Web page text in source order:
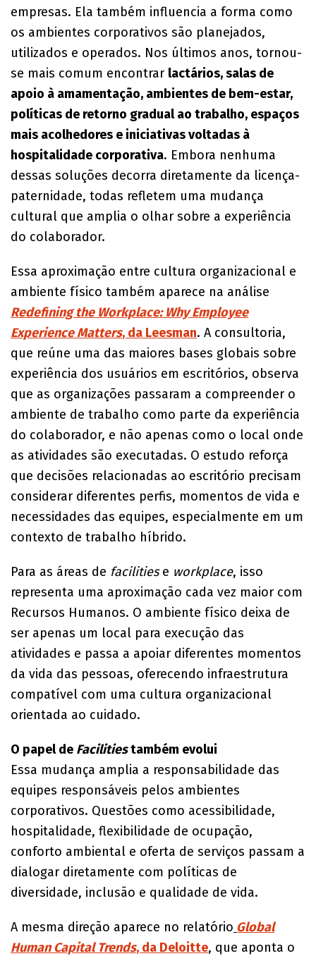
empresas. Ela também influencia a forma como
os ambientes corporativos são planejados,
utilizados e operados. Nos últimos anos, tornou-
se mais comum encontrar lactários, salas de
apoio à amamentação, ambientes de bem-estar,
políticas de retorno gradual ao trabalho, espaços
mais acolhedores e iniciativas voltadas à
hospitalidade corporativa. Embora nenhuma
dessas soluções decorra diretamente da licença-
paternidade, todas refletem uma mudança
cultural que amplia o olhar sobre a experiência
do colaborador.
Essa aproximação entre cultura organizacional e
ambiente físico também aparece na análise
Redefining the Workplace: Why Employee
Experience Matters, da Leesman. A consultoria,
que reúne uma das maiores bases globais sobre
experiência dos usuários em escritórios, observa
que as organizações passaram a compreender o
ambiente de trabalho como parte da experiência
do colaborador, e não apenas como o local onde
as atividades são executadas. O estudo reforça
que decisões relacionadas ao escritório precisam
considerar diferentes perfis, momentos de vida e
necessidades das equipes, especialmente em um
contexto de trabalho híbrido.
Para as áreas de facilitiese workplace, isso
representa uma aproximação cada vez maior com
Recursos Humanos. O ambiente físico deixa de
ser apenas um local para execução das
atividades e passa a apoiar diferentes momentos
da vida das pessoas, oferecendo infraestrutura
compatível com uma cultura organizacional
orientada ao cuidado.
O papel de Facilitiestambém evolui
Essa mudança amplia a responsabilidade das
equipes responsáveis pelos ambientes
corporativos. Questões como acessibilidade,
hospitalidade, flexibilidade de ocupação,
conforto ambiental e oferta de serviços passam a
dialogar diretamente com políticas de
diversidade, inclusão e qualidade de vida.
A mesma direção aparece no relatório Global
Human Capital Trends, da Deloitte, que aponta o